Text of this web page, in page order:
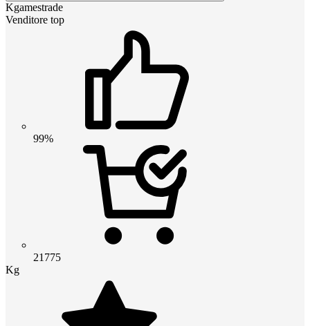
Kgamestrade
Venditore top
99%
21775
Kg